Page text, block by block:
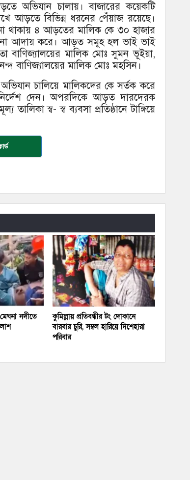
অভিযান চালায়। বাজারের কয়েকটি
আড়তে বিভিন্ন ধরনের পেঁয়াজ রয়েছে।
থাকায় ৪ আড়তের মালিক কে ৩০ হাজার
আদায় করে। আড়ত সমূহ হল ভাই ভাই
বাণিজ্যালয়ের মালিক মোঃ সুমন ভূইয়া,
বাণিজ্যালয়ের মালিক মোঃ মহসিন।
চালিয়ে মালিকদের কে সর্তক করে
দেন। অপরদিকে আড়ত দারদেরক
তালিকা স্ব- স্ব ব্যবসা প্রতিষ্ঠানে টাঙ্গিয়ে
নদীতে
কুমিল্লায় প্রতিবন্ধীর টং দোকানে
বারবার চুরি, সম্বল হারিয়ে দিশেহারা
পরিবার